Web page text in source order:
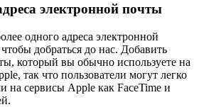
электронной почты
одного адреса электронной
добраться до нас. Добавить
который вы обычно используете на
так что пользователи могут легко
на сервисы Apple как FaceTime и